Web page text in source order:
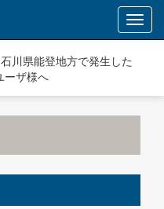
県能登地方で発生した
ーザ様へ